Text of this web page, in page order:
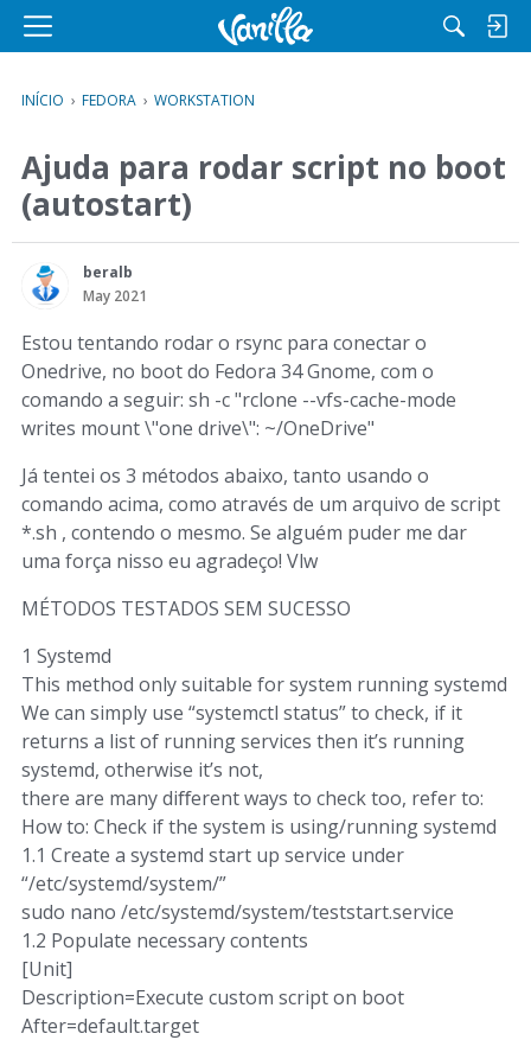
M
n
u
INÍCIO › FEDORA › WORKSTATION
Ajuda para rodar script no boot
(autostart)
beralb
May 2021
Estou tentando rodar o rsync para conectar o
Onedrive, no boot do Fedora 34 Gnome, com o
comando a seguir: sh -c "rclone --vfs-cache-mode
writes mount \"one drive\": ~/OneDrive"
Já tentei os 3 métodos abaixo, tanto usando o
comando acima, como através de um arquivo de script
*.sh , contendo o mesmo. Se alguém puder me dar
uma força nisso eu agradeço! Vlw
MÉTODOS TESTADOS SEM SUCESSO
1 Systemd
This method only suitable for system running systemd
We can simply use “systemctl status” to check, if it
returns a list of running services then it’s running
systemd, otherwise it’s not,
there are many diﬀerent ways to check too, refer to:
How to: Check if the system is using/running systemd
1.1 Create a systemd start up service under
“/etc/systemd/system/”
sudo nano /etc/systemd/system/teststart.service
1.2 Populate necessary contents
[Unit]
Description=Execute custom script on boot
After=default.target